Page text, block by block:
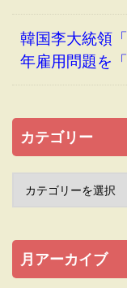
韓国李大統領
年雇用問題を
カテゴリー
月アーカイブ